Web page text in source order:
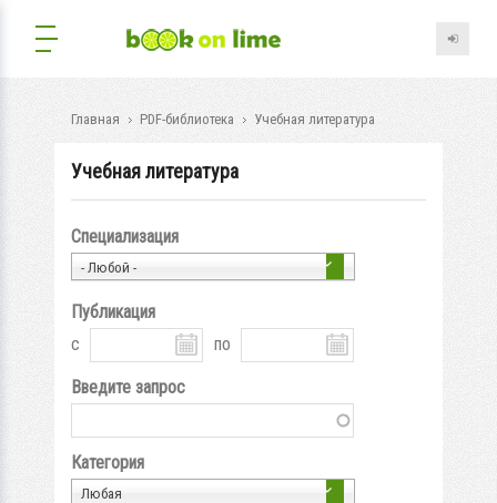
Главная PDF-библиотека Учебная литература
Учебная литература
Специализация
- Любой -
Публикация
с
по
Введите запрос
Категория
Любая